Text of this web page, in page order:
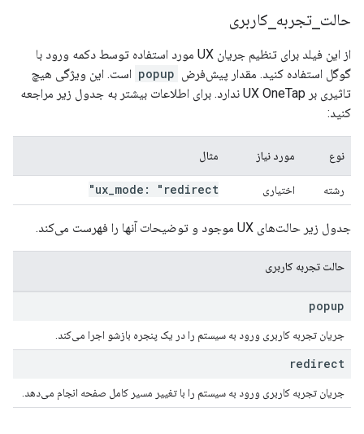
حالت تجربه کاربری
از این فیلد برای تنظیم جریان UX مورد استفاده توسط دکمه ورود با
گوگل استفاده کنید. مقدار پیش‌فرض popup است. این ویژگی هیچ
تاثیری بر UX OneTap ندارد. برای اطلاعات بیشتر به جدول زیر مراجعه
کنید:
نوع مورد نیاز مثال
رشته اختیاری ux mode: "redirect"
جدول زیر حالت‌های UX موجود و توضیحات آنها را فهرست می‌کند.
حالت تجربه کاربری
popup
جریان تجربه کاربری ورود به سیستم را در یک پنجره بازشو اجرا می‌کند.
redirect
جریان تجربه کاربری ورود به سیستم را با تغییر مسیر کامل صفحه انجام می‌دهد.